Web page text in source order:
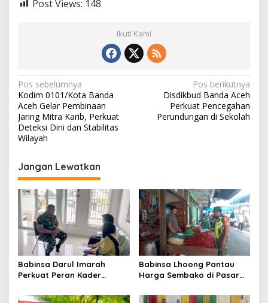
Post Views: 148
Ikuti Kami
N
a
v
i
a
s
i
p
o
s
Pos sebelumnya
Kodim 0101/Kota Banda
Aceh Gelar Pembinaan
Jaring Mitra Karib, Perkuat
Deteksi Dini dan Stabilitas
Wilayah
Pos berikutnya
Disdikbud Banda Aceh
Perkuat Pencegahan
Perundungan di Sekolah
Jangan Lewatkan
Babinsa Darul Imarah
Perkuat Peran Kader
Mendukung Program Gizi
Babinsa Lhoong Pantau
Harga Sembako di Pasar
Perkembangannya